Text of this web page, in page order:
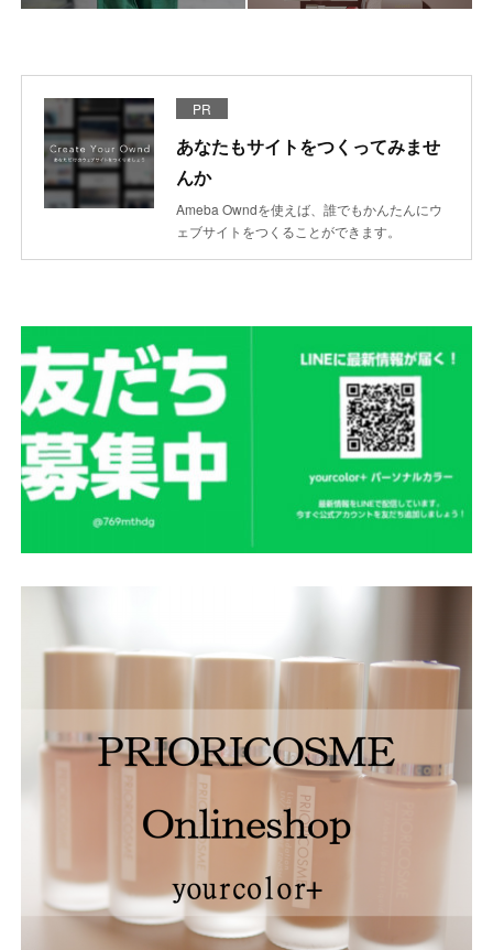
PR
あなたもサイトをつくってみませ
んか
Ameba Owndを使えば、誰でもかんたんにウ
ェブサイトをつくることができます。